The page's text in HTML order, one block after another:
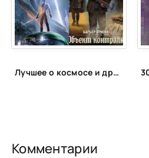
Лучшее о космосе и других планетах
Комментарии